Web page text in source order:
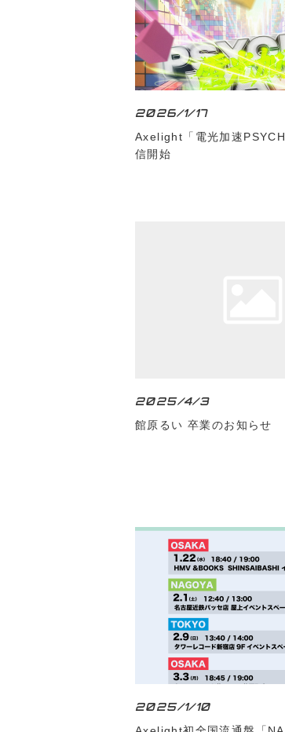
2026/1/17
Axelight「電光加速
信開始
2025/4/3
館原るい 卒業のお知らせ
2025/1/10